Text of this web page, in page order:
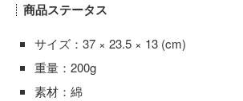
商品ステータス
サイズ：37 × 23.5 × 13 (cm)
重量：200g
素材：綿